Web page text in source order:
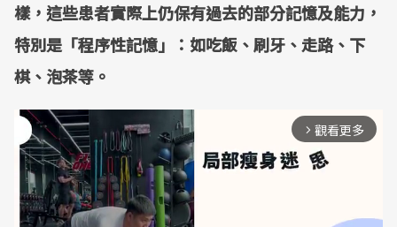
樣，這些患者實際上仍保有過去的部分記憶及能力，
特別是「程序性記憶」：如吃飯、刷牙、走路、下
棋、泡茶等。
arrow_forward_ios 觀看更多